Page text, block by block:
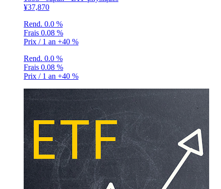
¥37,870
Rend. 0.0 %
Frais 0.08 %
Prix / 1 an +40 %
Rend. 0.0 %
Frais 0.08 %
Prix / 1 an +40 %